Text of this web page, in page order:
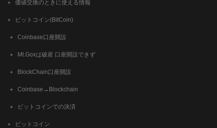
価値交換のときに使える情報
ビットコイン(BitCoin)
Coinbase口座開設
Mt.Goxは破産 口座開設できず
BlockChain口座開設
Coinbase→Blockchain
ビットコインでの決済
ビットコイン